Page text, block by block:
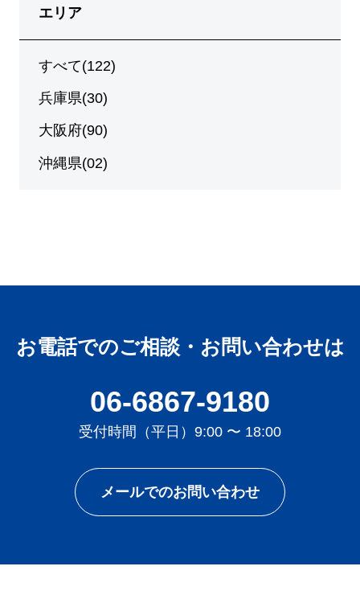
エリア
すべて(122)
兵庫県(30)
大阪府(90)
沖縄県(02)
お電話でのご相談・お問い合わせは
06-6867-9180
受付時間（平日）9:00 〜 18:00
メールでのお問い合わせ